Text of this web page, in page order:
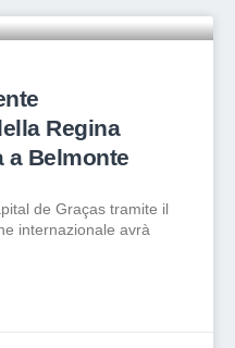
Regina
a Belmonte
de Graças tramite il
internazionale avrà